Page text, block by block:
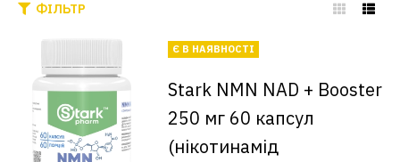
ФІЛЬТР
Є В НАЯВНОСТІ
Stark NMN NAD + Booster
250 мг 60 капсул
(нікотинамід